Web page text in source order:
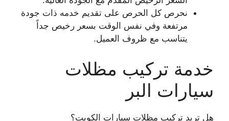
نحرص كل الحرص على تقديم خدمه ذات جودة
مرتفعة وفي نفس الوقت بسعر رخيص جداً
يتناسب مع ظروف العميل.
خدمة تركيب مظلات
سيارات البر
هل تريد تركيب مظلات سيارات الكويت؟